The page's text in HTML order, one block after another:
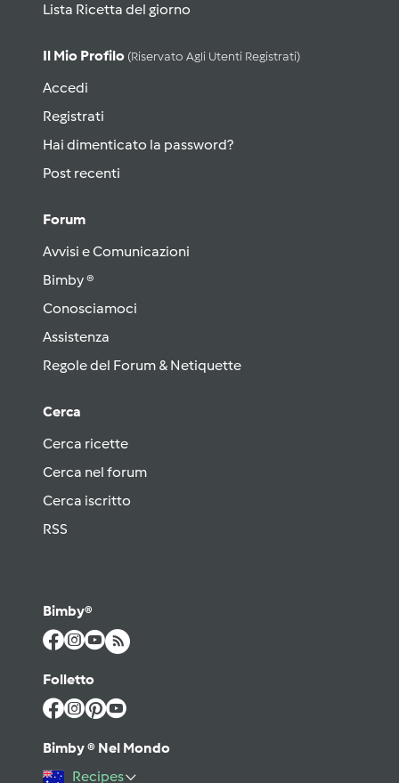
Lista Ricetta del giorno
Il Mio Profilo (riservato Agli Utenti Registrati)
Accedi
Registrati
Hai dimenticato la password?
Post recenti
Forum
Avvisi e Comunicazioni
Bimby ®
Conosciamoci
Assistenza
Regole del Forum & Netiquette
Cerca
Cerca ricette
Cerca nel forum
Cerca iscritto
RSS
Bimby®
Folletto
Bimby ® Nel Mondo
Recipes